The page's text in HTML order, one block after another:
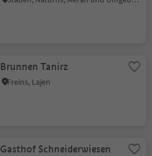
Brunnen Tanirz
Freins, Lajen
Gasthof Schneiderwiesen